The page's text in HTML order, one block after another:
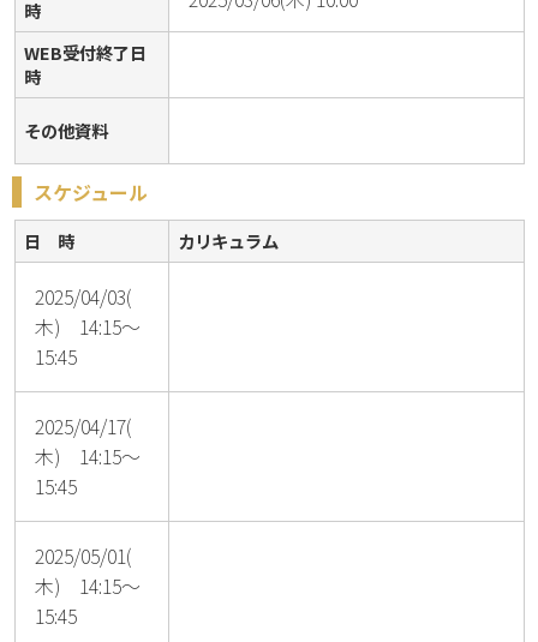
時
WEB受付終了日
時
その他資料
スケジュール
日 時 カリキュラム
2025/04/03(
木) 14:15～
15:45
2025/04/17(
木) 14:15～
15:45
2025/05/01(
木) 14:15～
15:45